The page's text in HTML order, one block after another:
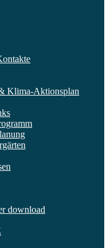
Klima-Aktionsplan
download